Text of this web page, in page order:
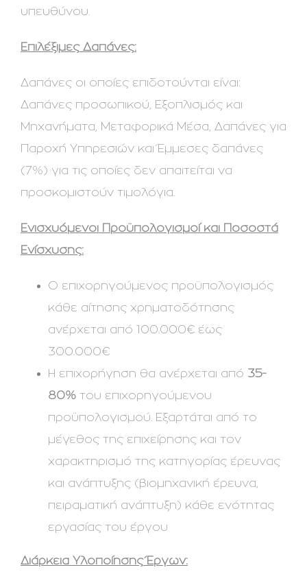
υπευθύνου.
Επιλέξιμες Δαπάνες:
Δαπάνες οι οποίες επιδοτούνται είναι:
Δαπάνες προσωπικού, Εξοπλισμός και
Μηχανήματα, Μεταφορικά Μέσα, Δαπάνες για
Παροχή Υπηρεσιών και Έμμεσες δαπάνες
(7%) για τις οποίες δεν απαιτείται να
προσκομιστούν τιμολόγια.
Ενισχυόμενοι Προϋπολογισμοί και Ποσοστά
Ενίσχυσης:
O επιχορηγούμενος προϋπολογισμός
κάθε αίτησης χρηματοδότησης
ανέρχεται από 100.000€ έως
300.000€
H επιχορήγηση θα ανέρχεται από 35-
80% του επιχορηγούμενου
προϋπολογισμού. Εξαρτάται από το
μέγεθος της επιχείρησης και τον
χαρακτηρισμό της κατηγορίας έρευνας
και ανάπτυξης (βιομηχανική έρευνα,
πειραματική ανάπτυξη) κάθε ενότητας
εργασίας του έργου
Διάρκεια Υλοποίησης Έργων: